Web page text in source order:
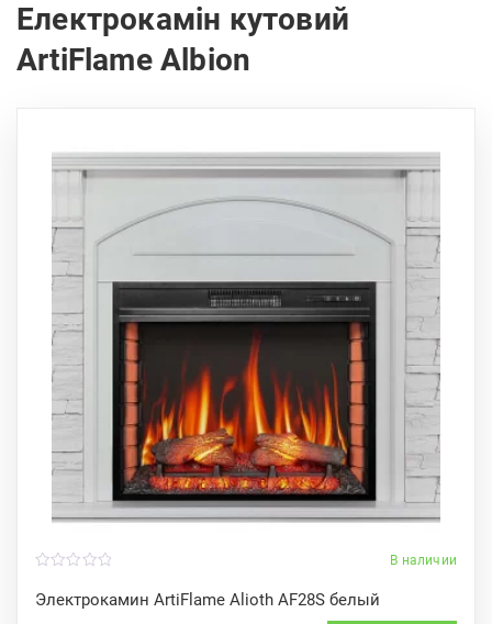
Електрокамін кутовий
ArtiFlame Albion
В наличии
Электрокамин ArtiFlame Alioth AF28S белый
o
u